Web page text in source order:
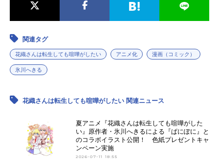
関連タグ
花織さんは転生しても喧嘩がしたい アニメ化 漫画（コミック）
氷川へきる
花織さんは転生しても喧嘩がしたい 関連ニュース
夏アニメ『花織さんは転生しても喧嘩がした
い』原作者・氷川へきるによる『ぱにぽに』と
のコラボイラスト公開！ 色紙プレゼントキャ
ンペーン実施
2026-07-11 18:55